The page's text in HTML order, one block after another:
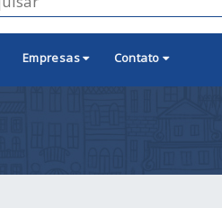
Empresas Contato